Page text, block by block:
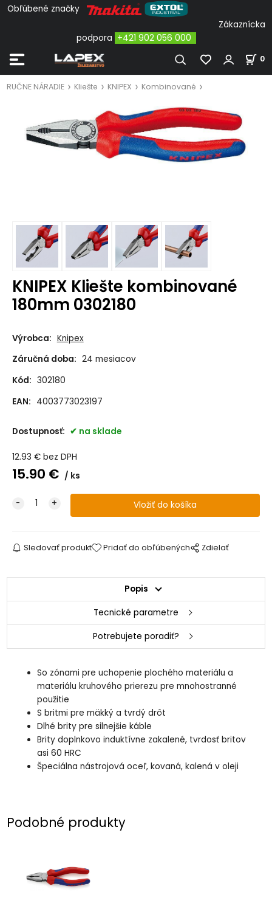
Obľúbené značky
Zákaznícka
podpora +421 902 056 000
0
RUČNE NÁRADIE Kliešte KNIPEX Kombinované
KNIPEX Kliešte kombinované
180mm 0302180
Výrobca: Knipex
Záručná doba: 24 mesiacov
Kód: 302180
EAN: 4003773023197
Dostupnosť: na sklade
12.93 € bez DPH
15.90 € ks
Sledovať produkt Pridať do obľúbených Zdielať
Popis
Tecnické parametre
Potrebujete poradiť?
So zónami pre uchopenie plochého materiálu a
materiálu kruhového prierezu pre mnohostranné
použitie
S britmi pre mäkký a tvrdý drôt
Dlhé brity pre silnejšie káble
Brity doplnkovo induktívne zakalené, tvrdosť britov
asi 60 HRC
Špeciálna nástrojová oceľ, kovaná, kalená v oleji
Podobné produkty